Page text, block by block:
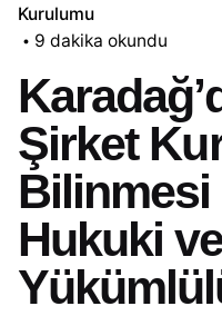
Kurulumu
9 dakika okundu
Şirket
Bilinmesi
Hukuki